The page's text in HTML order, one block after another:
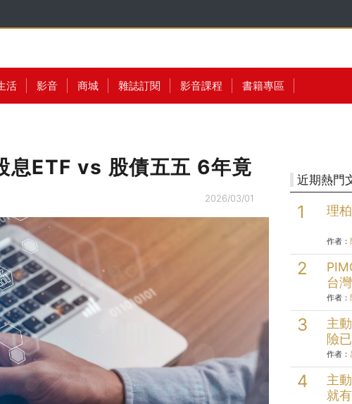
活 影音 商城 雜誌訂閱 影音課程 書籍專區
息ETF vs 股債五五 6年竟
2026/03/01
近期熱門
理
作者：
台
定
作者：
主
險
清
作者：
主
就